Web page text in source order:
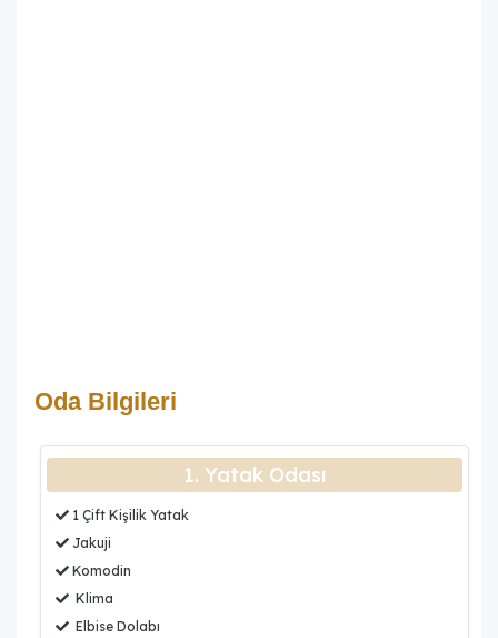
Oda Bilgileri
1. Yatak Odası
1 Çift Kişilik Yatak
Jakuji
Komodin
Klima
Elbise Dolabı